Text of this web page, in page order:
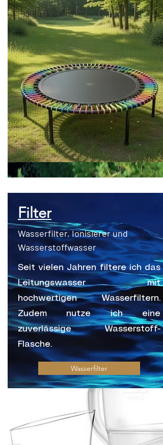
Filter
Wasserfilter, Ionisierer und
Wasserstoffwasser
Seit vielen Jahren filtere ich das
Leitungswasser mit
hochwertigen Wasserfiltern.
Zudem nutze ich eine
zuverlässige Wasserstoff-
Flasche.
Wasserfilter